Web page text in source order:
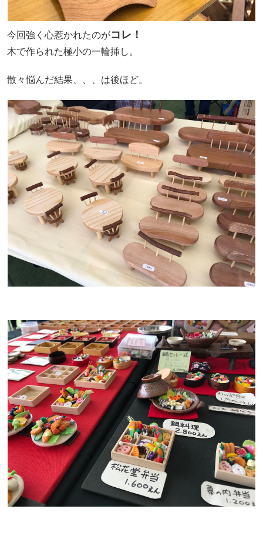
今回強く心惹かれたのがコレ！
木で作られた極小の一輪挿し。
散々悩んだ結果、、、は後ほど。